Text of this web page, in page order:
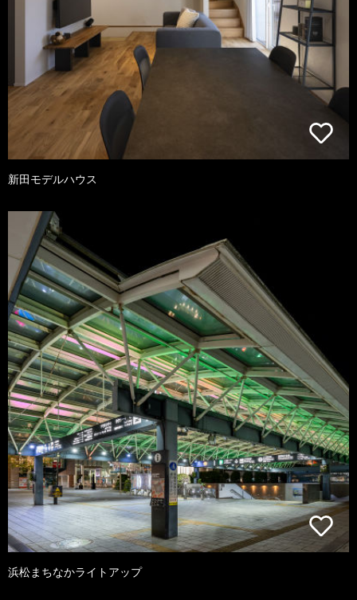
新田モデルハウス
浜松まちなかライトアップ